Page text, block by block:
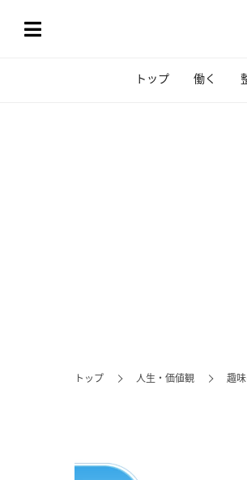
トップ 働く
トップ 人生・価値観 趣